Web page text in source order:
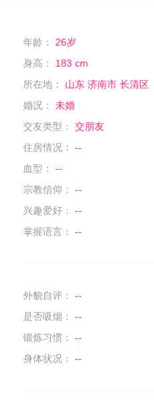
年龄： 26岁
身高：
183 cm
所在地：
山东 济南市 长清区
婚况：
未婚
交友类型：
交朋友
住房情况：
--
血型：
--
宗教信仰：
--
兴趣爱好：
--
掌握语言：
--
外貌自评： --
是否吸烟：
--
锻炼习惯：
--
身体状况：
--